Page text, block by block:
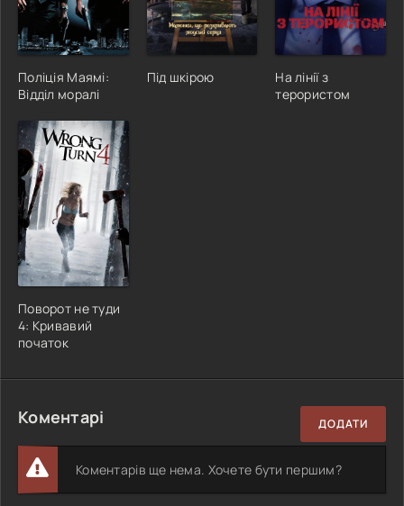
Поліція Маямі:
Відділ моралі
Під шкірою
На лінії з
терористом
Поворот не туди
4: Кривавий
початок
Коментарі ДОДАТИ
Коментарів ще нема. Хочете бути першим?